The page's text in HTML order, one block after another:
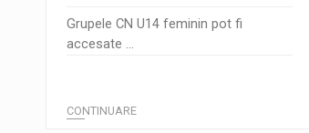
Grupele CN U14 feminin pot fi
accesate ...
CONTINUARE